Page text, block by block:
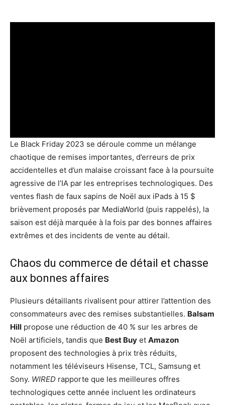
Le Black Friday 2023 se déroule comme un mélange
chaotique de remises importantes, d’erreurs de prix
accidentelles et d’un malaise croissant face à la poursuite
agressive de l’IA par les entreprises technologiques. Des
ventes flash de faux sapins de Noël aux iPads à 15 $
brièvement proposés par MediaWorld (puis rappelés), la
saison est déjà marquée à la fois par des bonnes affaires
extrêmes et des incidents de vente au détail.
Chaos du commerce de détail et chasse
aux bonnes affaires
Plusieurs détaillants rivalisent pour attirer l’attention des
consommateurs avec des remises substantielles. Balsam
Hill propose une réduction de 40 % sur les arbres de
Noël artificiels, tandis que Best Buy et Amazon
proposent des technologies à prix très réduits,
notamment les téléviseurs Hisense, TCL, Samsung et
Sony. WIRED rapporte que les meilleures offres
technologiques cette année incluent les ordinateurs